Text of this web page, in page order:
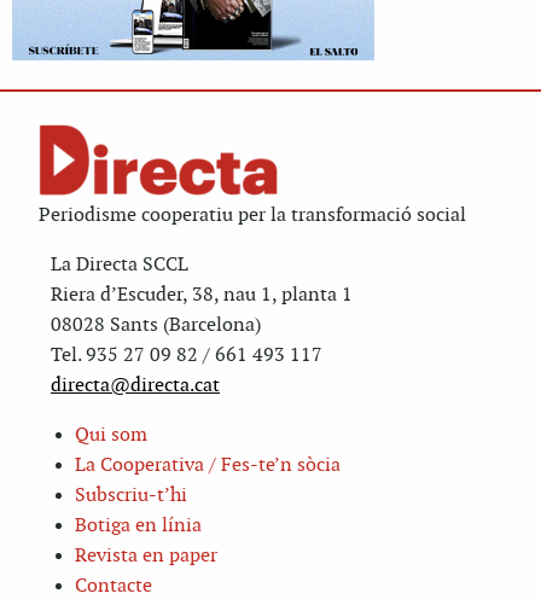
Periodisme cooperatiu per la transformació social
La Directa SCCL
Riera d’Escuder, 38, nau 1, planta 1
08028 Sants (Barcelona)
Tel. 935 27 09 82 / 661 493 117
directa@directa.cat
Qui som
La Cooperativa / Fes-te’n sòcia
Subscriu-t’hi
Botiga en línia
Revista en paper
Contacte